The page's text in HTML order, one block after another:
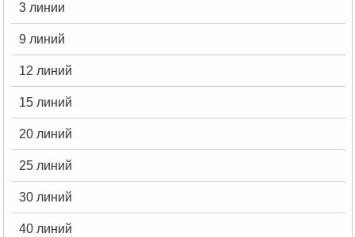
3 линии
9 линий
12 линий
15 линий
20 линий
25 линий
30 линий
40 линий